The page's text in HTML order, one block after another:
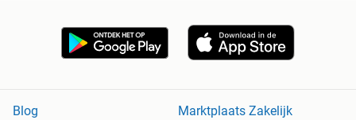
Blog
Marktplaats Zakelijk